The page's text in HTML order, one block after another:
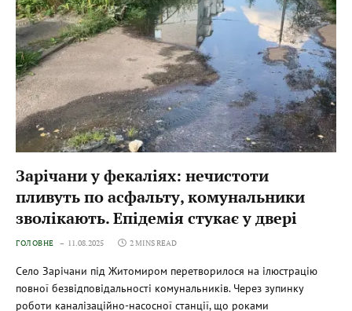
Зарічани у фекаліях: нечистоти
пливуть по асфальту, комунальники
зволікають. Епідемія стукає у двері
ГОЛОВНЕ 11.08.2025 2 MINS READ
Село Зарічани під Житомиром перетворилося на ілюстрацію
повної безвідповідальності комунальників. Через зупинку
роботи каналізаційно-насосної станції, що роками